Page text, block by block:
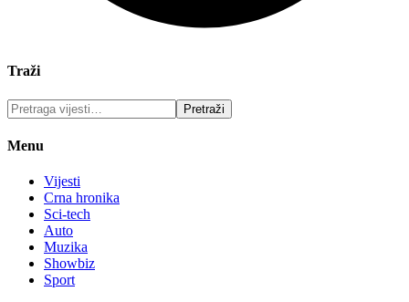
Traži
Menu
Vijesti
Crna hronika
Sci-tech
Auto
Muzika
Showbiz
Sport